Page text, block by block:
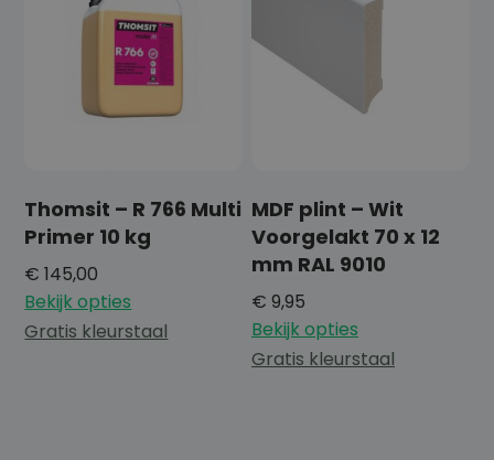
Thomsit – R 766 Multi
Primer 10 kg
€ 145,00
Bekijk opties
Gratis kleurstaal
MDF plint – Wit
Voorgelakt 70 x 12
mm RAL 9010
€ 9,95
Bekijk opties
Gratis kleurstaal